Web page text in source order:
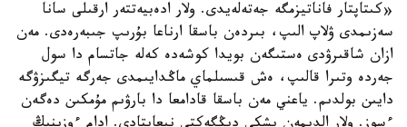
«كىتاپتار فاناتيزمگە جەتەلەيدى. ولار ادەبيەتتەر ارقىلى سانا
سەزىمدى ۋلاپ الىپ، بىردەن باسقا ارناعا بۇرىپ جىبەرەدى. مەن
ازان شاقىرۋدى ەستىگەن بويدا كوشەدە كەلە جاتسام دا سول
جەردە وتىرا قالىپ، ەش قىسىلماي ماڭدايىمدى جەرگە تيگىزۋگە
دايىن بولدىم. ياعني مەن باسقا قادامعا دا بارۋىم مۇمكىن دەگەن